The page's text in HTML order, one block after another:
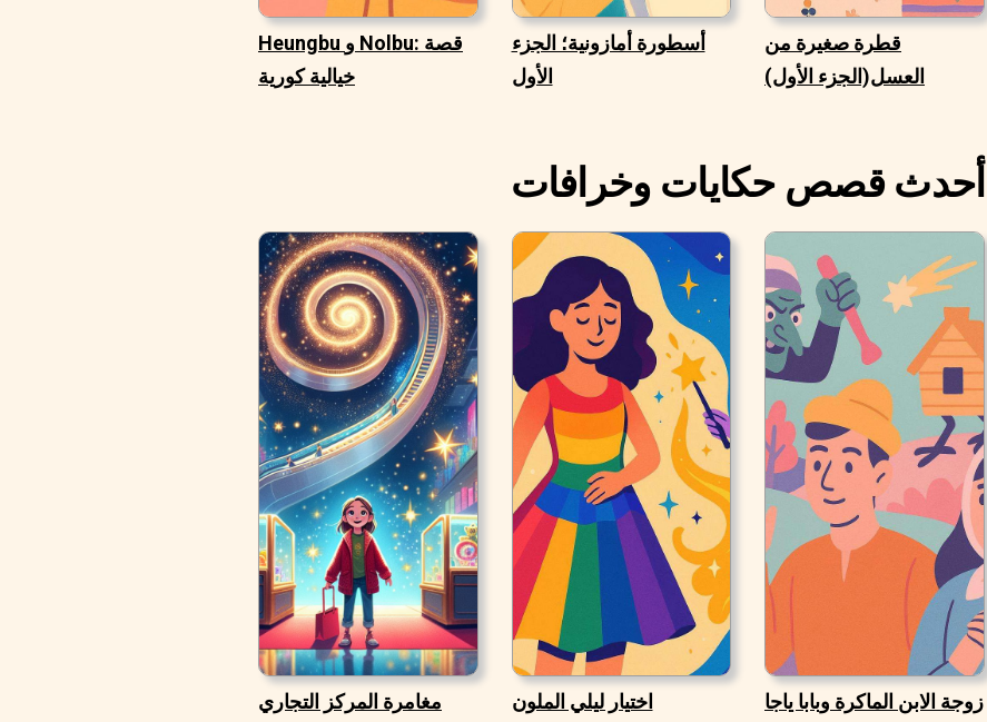
Heungbu و Nolbu: قصة
خيالية كورية
أسطورة أمازونية؛ الجزء
الأول
قطرة صغيرة من
العسل(الجزء الأول)
أحدث قصص حكايات وخرافات
مغامرة المركز التجاري
اختيار ليلي الملون زوجة الابن الماكرة وبابا ياجا